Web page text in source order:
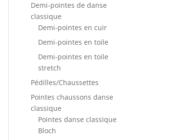
Demi-pointes de danse
classique
Demi-pointes en cuir
Demi-pointes en toile
Demi-pointes en toile
stretch
Pédilles/Chaussettes
Pointes chaussons danse
classique
Pointes danse classique
Bloch